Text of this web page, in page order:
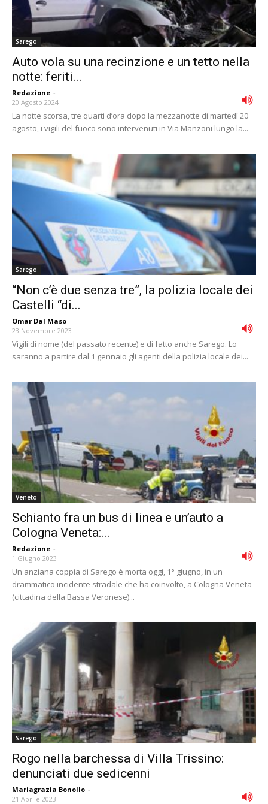
Sarego
Auto vola su una recinzione e un tetto nella
notte: feriti...
Redazione -
20 Agosto 2024
La notte scorsa, tre quarti d’ora dopo la mezzanotte di martedì 20
agosto, i vigili del fuoco sono intervenuti in Via Manzoni lungo la...
Sarego
“Non c’è due senza tre”, la polizia locale dei
Castelli “di...
Omar Dal Maso -
23 Novembre 2023
Vigili di nome (del passato recente) e di fatto anche Sarego. Lo
saranno a partire dal 1 gennaio gli agenti della polizia locale dei...
Veneto
Schianto fra un bus di linea e un’auto a
Cologna Veneta:...
Redazione -
1 Giugno 2023
Un'anziana coppia di Sarego è morta oggi, 1° giugno, in un
drammatico incidente stradale che ha coinvolto, a Cologna Veneta
(cittadina della Bassa Veronese)...
Sarego
Rogo nella barchessa di Villa Trissino:
denunciati due sedicenni
Mariagrazia Bonollo -
21 Aprile 2023